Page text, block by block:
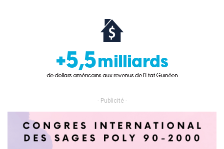
- Publicité -